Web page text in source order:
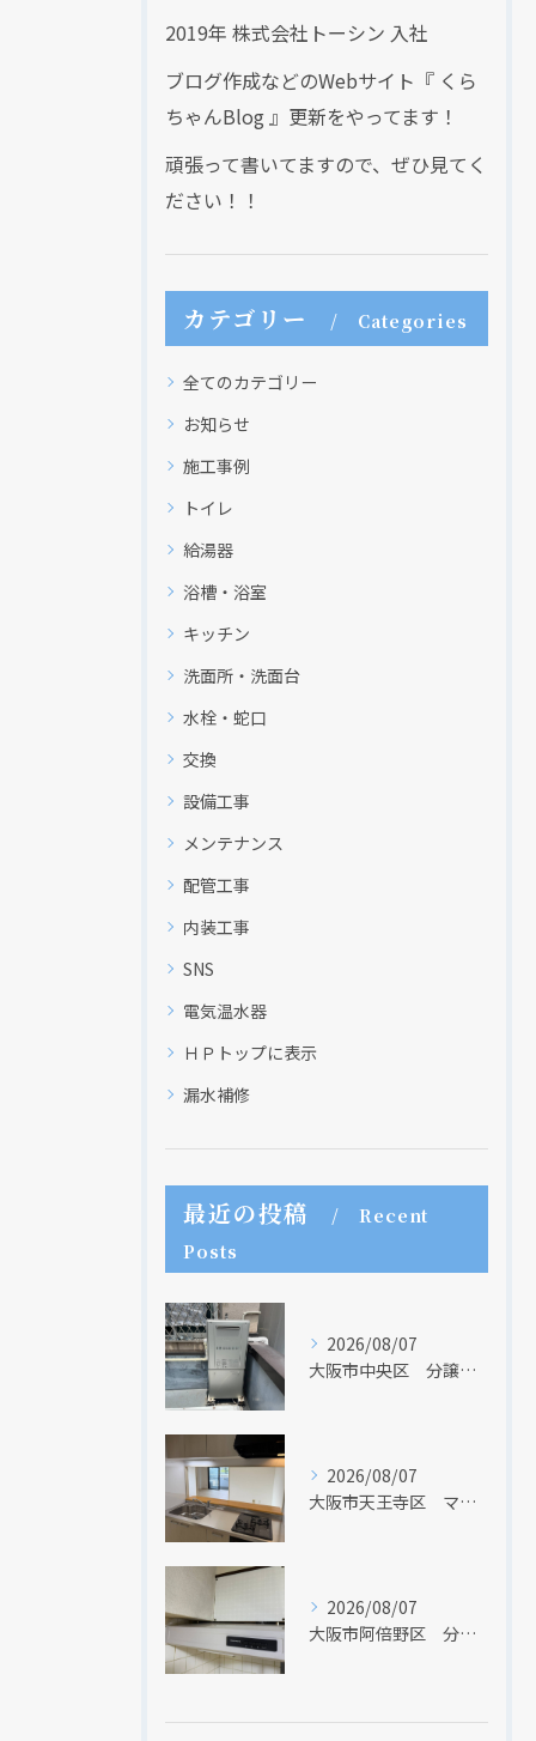
2019年 株式会社トーシン 入社
ブログ作成などのWebサイト『 くら
ちゃんBlog 』更新をやってます！
頑張って書いてますので、ぜひ見てく
ださい！！
カテゴリー Categories
全てのカテゴリー
お知らせ
施工事例
トイレ
給湯器
浴槽・浴室
キッチン
洗面所・洗面台
水栓・蛇口
交換
設備工事
メンテナンス
配管工事
内装工事
SNS
電気温水器
ＨＰトップに表示
漏水補修
最近の投稿
Recent
Posts
2026/08/07
大阪市中央区 分譲マンションの給湯器取替リフォーム工事 UV除菌機能搭載給湯器
2026/08/07
大阪市天王寺区 マンションのキッチン取替及び内装リフォーム工事 クリナップ
2026/08/07
大阪市阿倍野区 分譲マンションのレンジフード取替リフォーム工事 タカラスタンダード